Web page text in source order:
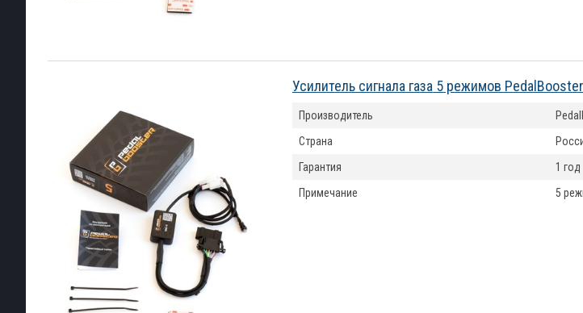
Усилитель сигнала газа 5 режимов
Производитель
Страна
Гарантия
1 год
Примечание
5